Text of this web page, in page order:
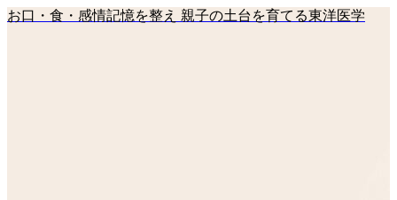
お口・食・感情記憶を整え 親子の土台を育てる東洋医学